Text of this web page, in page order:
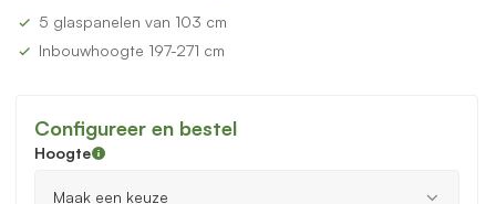
5 glaspanelen van 103 cm
Inbouwhoogte 197-271 cm
Configureer en bestel
Hoogte